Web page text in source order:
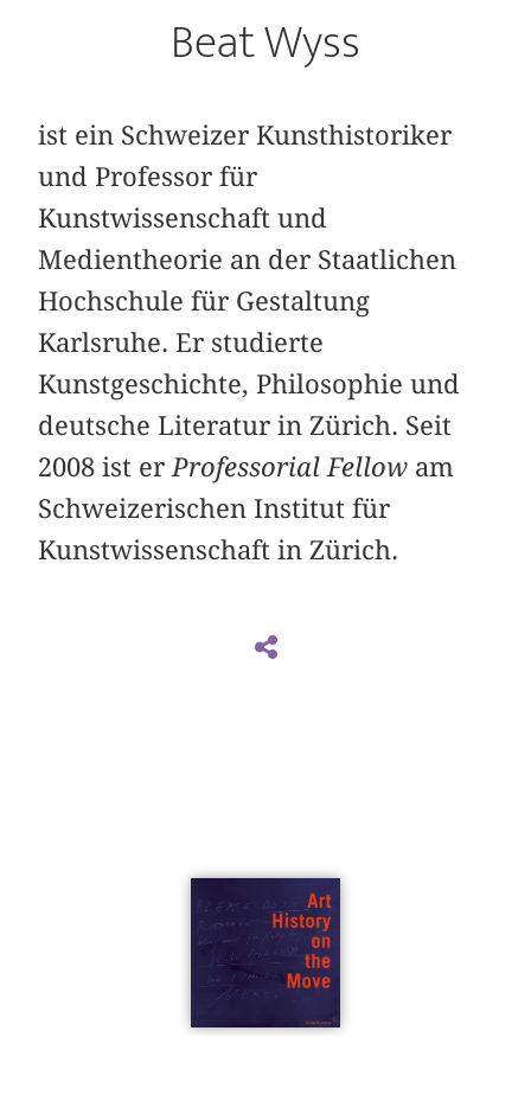
Beat Wyss
ist ein Schweizer Kunsthistoriker
und Professor für
Kunstwissenschaft und
Medientheorie an der Staatlichen
Hochschule für Gestaltung
Karlsruhe. Er studierte
Kunstgeschichte, Philosophie und
deutsche Literatur in Zürich. Seit
2008 ist erProfessorial Fellow am
Schweizerischen Institut für
Kunstwissenschaft in Zürich.